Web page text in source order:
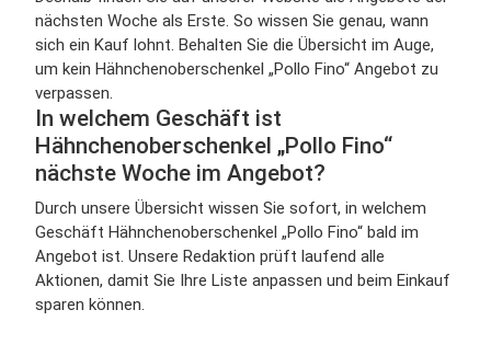
nächsten Woche als Erste. So wissen Sie genau, wann
sich ein Kauf lohnt. Behalten Sie die Übersicht im Auge,
um kein Hähnchenoberschenkel „Pollo Fino“ Angebot zu
verpassen.
In welchem Geschäft ist
Hähnchenoberschenkel „Pollo Fino“
nächste Woche im Angebot?
Durch unsere Übersicht wissen Sie sofort, in welchem
Geschäft Hähnchenoberschenkel „Pollo Fino“ bald im
Angebot ist. Unsere Redaktion prüft laufend alle
Aktionen, damit Sie Ihre Liste anpassen und beim Einkauf
sparen können.